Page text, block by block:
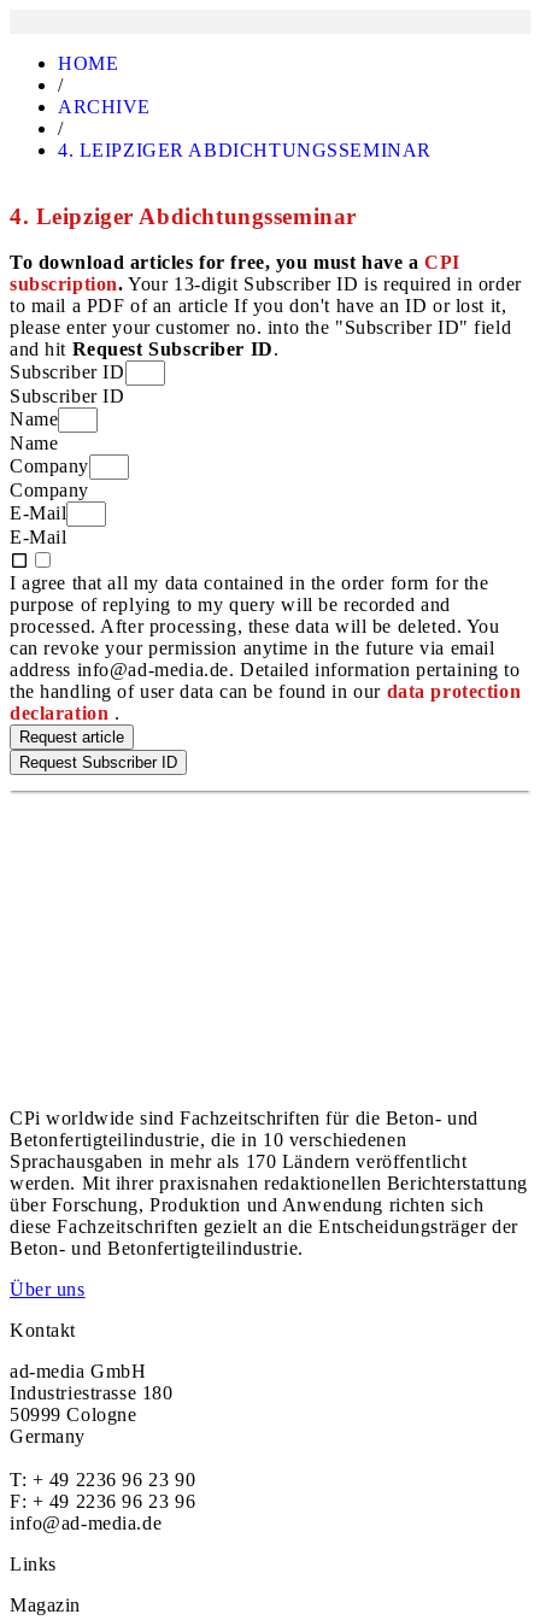
HOME
/
ARCHIVE
/
4. LEIPZIGER ABDICHTUNGSSEMINAR
4. Leipziger Abdichtungsseminar
To download articles for free, you must have aCPI
subscription. Your 13-digit Subscriber ID is required in order
to mail a PDF of an article If you don't have an ID or lost it,
please enter your customer no. into the "Subscriber ID" field
and hit Request Subscriber ID.
Subscriber ID
Subscriber ID
Name
Name
Company
Company
E-Mail
E-Mail
I agree that all my data contained in the order form for the
purpose of replying to my query will be recorded and
processed. After processing, these data will be deleted. You
can revoke your permission anytime in the future via email
address info@ad-media.de. Detailed information pertaining to
the handling of user data can be found in our data protection
declaration .
Request article
Request Subscriber ID
CPi worldwide sind Fachzeitschriften für die Beton- und
Betonfertigteilindustrie, die in 10 verschiedenen
Sprachausgaben in mehr als 170 Ländern veröffentlicht
werden. Mit ihrer praxisnahen redaktionellen Berichterstattung
über Forschung, Produktion und Anwendung richten sich
diese Fachzeitschriften gezielt an die Entscheidungsträger der
Beton- und Betonfertigteilindustrie.
Über uns
Kontakt
ad-media GmbH
Industriestrasse 180
50999 Cologne
Germany
T: + 49 2236 96 23 90
F: + 49 2236 96 23 96
info@ad-media.de
Links
Magazin